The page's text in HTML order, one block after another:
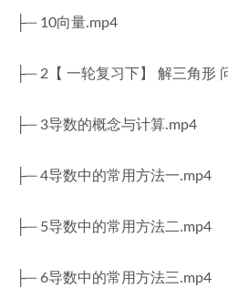
├─ 10向量.mp4
├─ 2【 一轮复习下】 解三角形
├─ 3导数的概念与计算.mp4
├─ 4导数中的常用方法一.mp4
├─ 5导数中的常用方法二.mp4
├─ 6导数中的常用方法三.mp4